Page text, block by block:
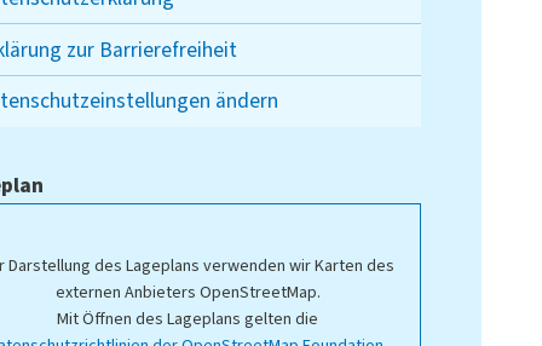
zur Barrierefreiheit
ändern
Darstellung des Lageplans verwenden wir Karten des
externen Anbieters OpenStreetMap.
Mit Öffnen des Lageplans gelten die